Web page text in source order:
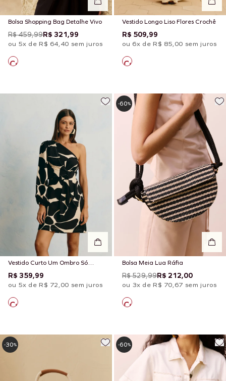
Bolsa Shopping Bag Detalhe Vivo
R$ 459,99R$ 321,99
ou 5x de R$ 64,40 sem juros
Vestido Longo Liso Flores Crochê
R$ 509,99
ou 6x de R$ 85,00 sem juros
Vestido Curto Um Ombro Só
Estampado Aurora Floral
R$ 359,99
ou 5x de R$ 72,00 sem juros
Bolsa Meia Lua Ráfia
R$ 529,99R$ 212,00
ou 3x de R$ 70,67 sem juros
-60%
-30% -60%